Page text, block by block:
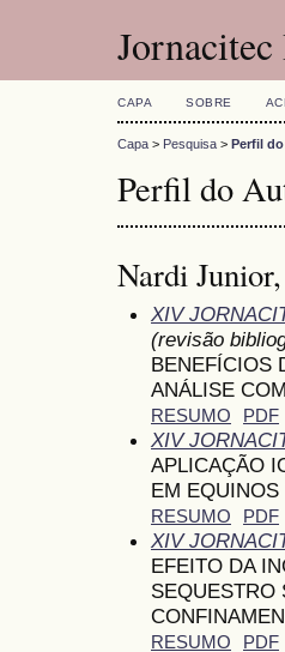
CAPA SOBRE
Capa > Pesquisa > Perfil
Perfil do
Nardi
XIV
(revisão
BENEFÍCIOS
ANÁLISE
RESUMO PDF
XIV
APLICAÇÃO
EM
RESUMO PDF
XIV
EFEITO DA
SEQUESTRO
RESUMO PDF